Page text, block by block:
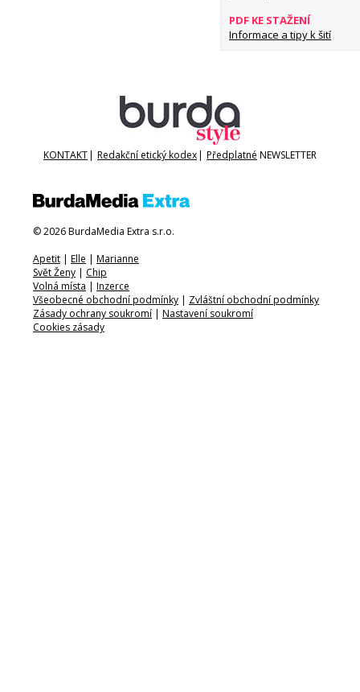
PDF KE STAŽENÍ
Informace a tipy k šití
KONTAKT| Redakční etický kodex| Předplatné NEWSLETTER
© 2026 BurdaMedia Extra s.r.o.
Apetit | Elle | Marianne
Svět Ženy | Chip
Volná místa | Inzerce
Všeobecné obchodní podmínky | Zvláštní obchodní podmínky
Zásady ochrany soukromí | Nastavení soukromí
Cookies zásady